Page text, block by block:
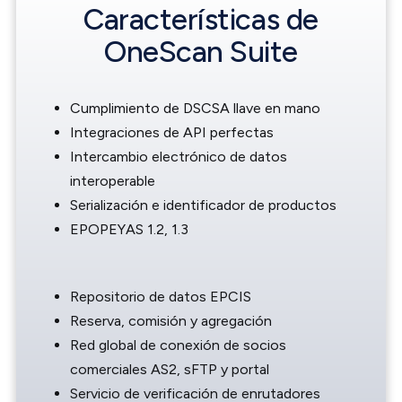
Características de
OneScan Suite
Cumplimiento de DSCSA llave en mano
Integraciones de API perfectas
Intercambio electrónico de datos
interoperable
Serialización e identificador de productos
EPOPEYAS 1.2, 1.3
Repositorio de datos EPCIS
Reserva, comisión y agregación
Red global de conexión de socios
comerciales AS2, sFTP y portal
Servicio de verificación de enrutadores